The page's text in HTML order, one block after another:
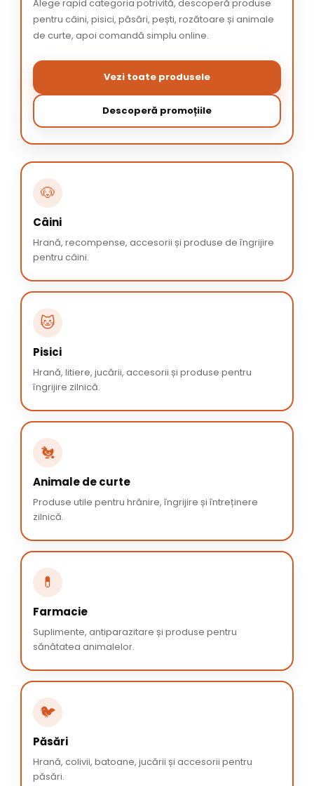
Alege rapid categoria potrivită, descoperă produse
pentru câini, pisici, păsări, pești, rozătoare și animale
de curte, apoi comandă simplu online.
Vezi toate produsele
Descoperă promoțiile
🐶
Câini
Hrană, recompense, accesorii și produse de îngrijire
pentru câini.
🐱
Pisici
Hrană, litiere, jucării, accesorii și produse pentru
îngrijire zilnică.
🐔
Animale de curte
Produse utile pentru hrănire, îngrijire și întreținere
zilnică.
💊
Farmacie
Suplimente, antiparazitare și produse pentru
sănătatea animalelor.
🐦
Păsări
Hrană, colivii, batoane, jucării și accesorii pentru
păsări.